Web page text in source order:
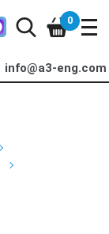
info@a3-eng.com
0